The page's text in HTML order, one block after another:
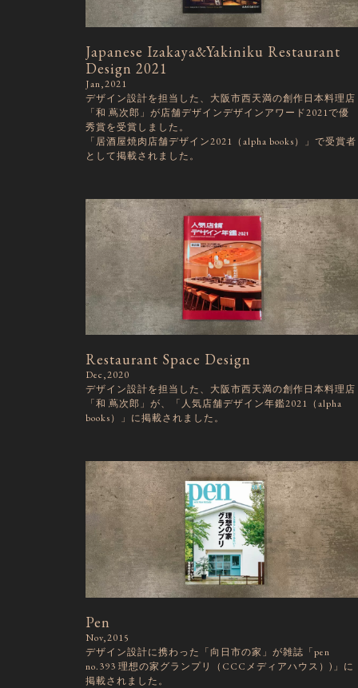
Japanese Izakaya&Yakiniku Restaurant
Design 2021
Jan,2021
デザイン設計を担当した、大阪市西天満の創作日本料理店
「和 蔦次郎」が店舗デザインデザインアワード2021で優
秀賞を受賞しました。
「居酒屋焼肉店舗デザイン2021（alpha books）」で受賞者
として掲載されました。
Restaurant Space Design
Dec,2020
デザイン設計を担当した、大阪市西天満の創作日本料理店
「和 蔦次郎」が、「人気店舗デザイン年鑑2021（alpha
books）」に掲載されました。
Pen
Nov,2015
デザイン設計に携わった「向日市の家」が雑誌「pen
no.393 理想の家グランプリ（CCCメディアハウス）)」に
掲載されました。